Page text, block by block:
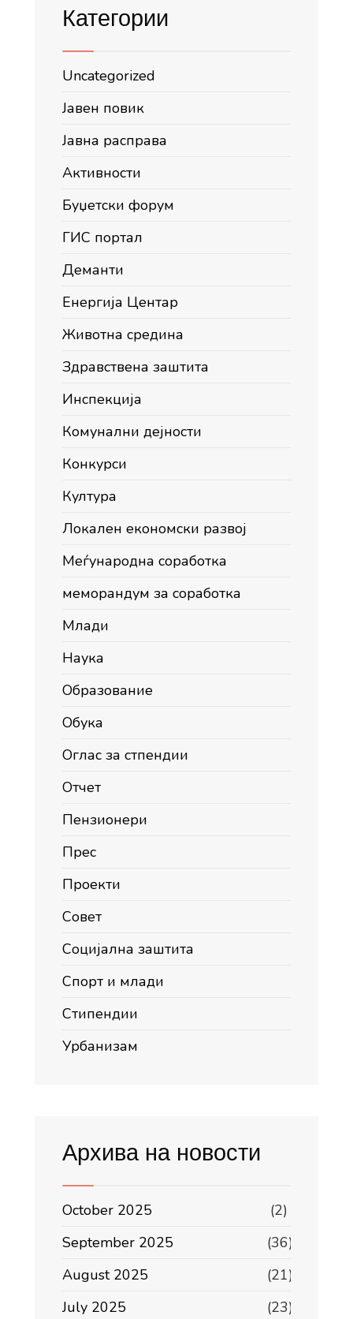
Категории
Uncategorized
Јавен повик
Јавна расправа
Активности
Буџетски форум
ГИС портал
Деманти
Енергија Центар
Животна средина
Здравствена заштита
Инспекција
Комунални дејности
Конкурси
Култура
Локален економски развој
Меѓународна соработка
меморандум за соработка
Млади
Наука
Образование
Обука
Оглас за стпендии
Отчет
Пензионери
Прес
Проекти
Совет
Социјална заштита
Спорт и млади
Стипендии
Урбанизам
Архива на новости
October 2025
(2)
September 2025
(36)
August 2025
(21)
July 2025
(23)